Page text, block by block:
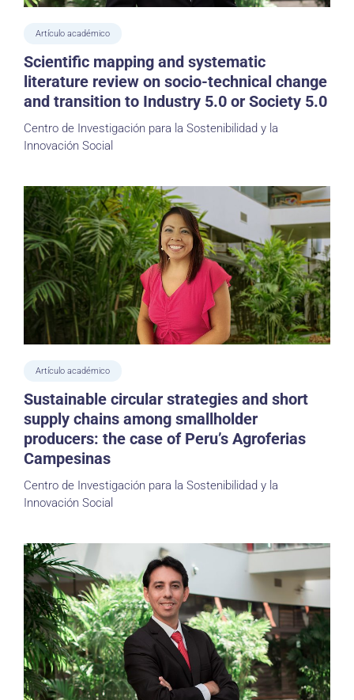
Artículo académico
Scientific mapping and systematic
literature review on socio-technical change
and transition to Industry 5.0 or Society 5.0
Centro de Investigación para la Sostenibilidad y la
Innovación Social
Artículo académico
Sustainable circular strategies and short
supply chains among smallholder
producers: the case of Peru’s Agroferias
Campesinas
Centro de Investigación para la Sostenibilidad y la
Innovación Social